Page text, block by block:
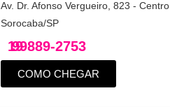
Av. Dr. Afonso Vergueiro, 823 - Centro
Sorocaba/SP
19
99889-2753
COMO CHEGAR